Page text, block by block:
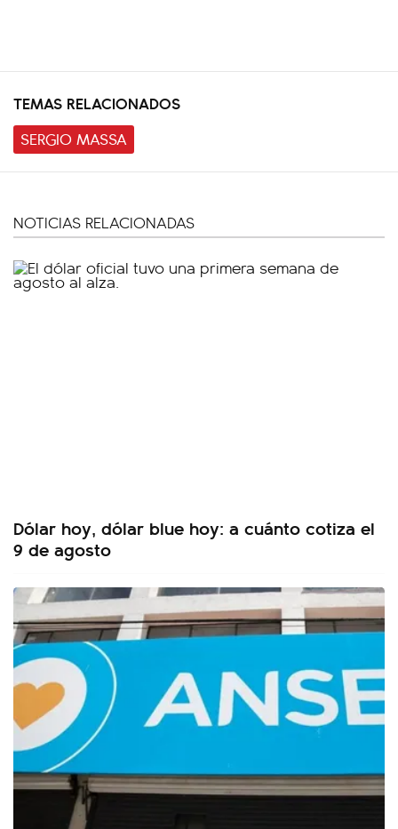
TEMAS RELACIONADOS
SERGIO MASSA
NOTICIAS RELACIONADAS
Dólar hoy, dólar blue hoy: a cuánto cotiza el
9 de agosto